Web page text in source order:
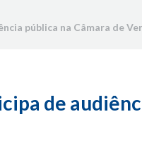
pública na Câmara de
de